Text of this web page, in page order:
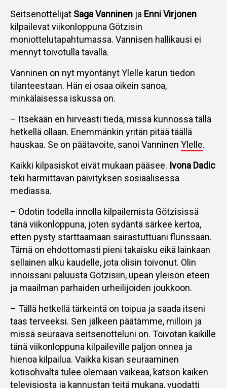
Seitsenottelijat Saga Vanninen ja Enni Virjonen
kilpailevat viikonloppuna Götzisin
moniottelutapahtumassa. Vannisen hallikausi ei
mennyt toivotulla tavalla.
Vanninen on nyt myöntänyt Ylelle karun tiedon
tilanteestaan. Hän ei osaa oikein sanoa,
minkälaisessa iskussa on.
– Itsekään en hirveästi tiedä, missä kunnossa tällä
hetkellä ollaan. Enemmänkin yritän pitää täällä
hauskaa. Se on päätavoite, sanoi Vanninen Ylelle.
Kaikki kilpasiskot eivät mukaan pääsee. Ivona Dadic
teki harmittavan päivityksen sosiaalisessa
mediassa.
– Odotin todella innolla kilpailemista Götzisissä
tänä viikonloppuna, joten sydäntä särkee kertoa,
etten pysty starttaamaan sairastuttuani flunssaan.
Tämä on ehdottomasti pieni takaisku eikä lainkaan
sellainen alku kaudelle, jota olisin toivonut. Olin
innoissani paluusta Götzisiin, upean yleisön eteen
ja maailman parhaiden urheilijoiden joukkoon.
– Tällä hetkellä tärkeintä on toipua ja saada itseni
taas terveeksi. Sen jälkeen päätämme, milloin ja
missä seuraava seitsenotteluni on. Toivotan kaikille
tänä viikonloppuna kilpaileville paljon onnea ja
hienoa kilpailua. Vaikka kisan seuraaminen
kotisohvalta tulee olemaan vaikeaa, katson kaiken
televisiosta ja kannustan teitä mukana, vuodatti